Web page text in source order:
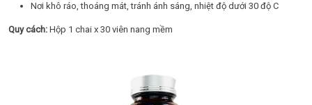
Nơi khô ráo, thoáng mát, tránh ánh sáng, nhiệt độ dưới 30 độ C
Quy cách: Hộp 1 chai x 30 viên nang mềm